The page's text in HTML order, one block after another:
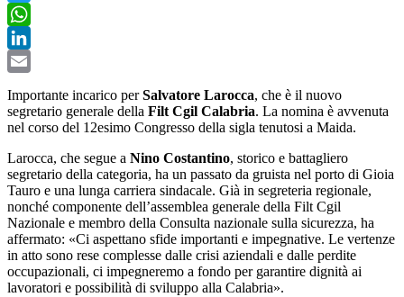
Twitter
WhatsApp
LinkedIn
Importante incarico perSalvatore Larocca, che è il nuovo
segretario generale della Filt Cgil Calabria. La nomina è avvenuta
nel corso del 12esimo Congresso della sigla tenutosi a Maida.
Larocca, che segue a Nino Costantino, storico e battagliero
segretario della categoria, ha un passato da gruista nel porto di Gioia
Tauro e una lunga carriera sindacale. Già in segreteria regionale,
nonché componente dell’assemblea generale della Filt Cgil
Nazionale e membro della Consulta nazionale sulla sicurezza, ha
affermato: «Ci aspettano sfide importanti e impegnative. Le vertenze
in atto sono rese complesse dalle crisi aziendali e dalle perdite
occupazionali, ci impegneremo a fondo per garantire dignità ai
lavoratori e possibilità di sviluppo alla Calabria».